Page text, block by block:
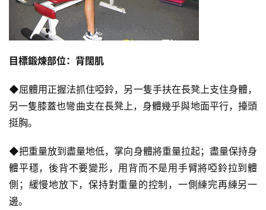
目標鍛煉部位：背闊肌
◆屈體用正握法抓住啞鈴，另一隻手扶在長凳上支住身體，
另一隻膝蓋也彎曲支在長凳上，身體幾乎與地面平行，擡頭
挺胸。
◆把重量放到盡量地低，掌向身體將重量拉起；盡量保持身
體平穩，後背不要變形，用背而不是用手臂將啞鈴拉到體
側；緩慢地放下，保持對重量的控制，一側練完再練另一
邊。